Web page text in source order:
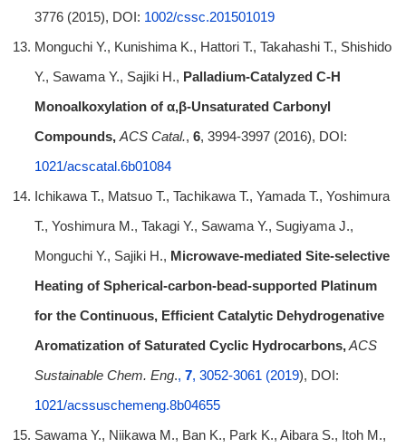
3776 (2015), DOI: 1002/cssc.201501019
Monguchi Y., Kunishima K., Hattori T., Takahashi T., Shishido
Y., Sawama Y., Sajiki H., Palladium-Catalyzed C-H
Monoalkoxylation of α,β-Unsaturated Carbonyl
Compounds, ACS Catal., 6, 3994-3997 (2016), DOI:
1021/acscatal.6b01084
Ichikawa T., Matsuo T., Tachikawa T., Yamada T., Yoshimura
T., Yoshimura M., Takagi Y., Sawama Y., Sugiyama J.,
Monguchi Y., Sajiki H., Microwave-mediated Site-selective
Heating of Spherical-carbon-bead-supported Platinum
for the Continuous, Efficient Catalytic Dehydrogenative
Aromatization of Saturated Cyclic Hydrocarbons,ACS
Sustainable Chem. Eng., 7, 3052-3061 (2019), DOI:
1021/acssuschemeng.8b04655
Sawama Y., Niikawa M., Ban K., Park K., Aibara S., Itoh M.,